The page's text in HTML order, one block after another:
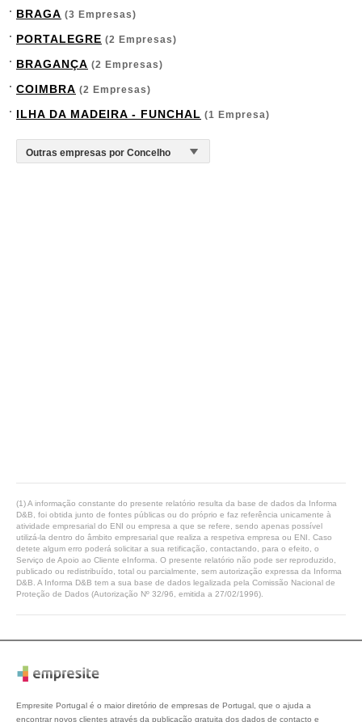
BRAGA (3 Empresas)
PORTALEGRE (2 Empresas)
BRAGANÇA (2 Empresas)
COIMBRA (2 Empresas)
ILHA DA MADEIRA - FUNCHAL (1 Empresa)
(1) A informação constante do presente relatório resulta da base de dados da Informa
D&B, foi obtida junto de fontes públicas ou do próprio e faz referência unicamente à
atividade empresarial do ENI ou empresa a que se refere, sendo apenas possível
utilizá-la dentro do âmbito empresarial que realiza a respetiva empresa ou ENI. Caso
detete algum erro poderá solicitar a sua retificação, contactando, para o efeito, o
Serviço de Apoio ao Cliente eInforma. O presente relatório não pode ser reproduzido,
publicado ou redistribuído, total ou parcialmente, sem autorização expressa da Informa
D&B. A Informa D&B tem a sua base de dados legalizada pela Comissão Nacional de
Proteção de Dados (Autorização Nº 32/96, emitida a 27/02/1996).
Empresite Portugal é o maior diretório de empresas de Portugal, que o ajuda a
encontrar novos clientes através da publicação gratuita dos dados de contacto e